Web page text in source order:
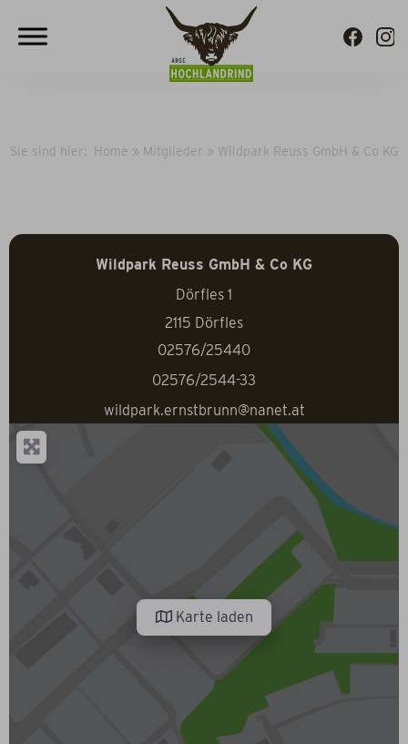
Sie sind hier: Home » Mitglieder » Wildpark Reuss GmbH & Co KG
Wildpark Reuss GmbH & Co KG
Dörfles 1
2115 Dörfles
02576/25440
02576/2544-33
wildpark.ernstbrunn@nanet.at
Karte laden